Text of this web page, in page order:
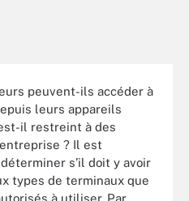
peuvent-ils accéder à
leurs appareils
il restreint à des
? Il est
s’il doit y avoir
types de terminaux que
à utiliser. Par